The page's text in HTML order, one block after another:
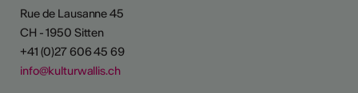
Rue de Lausanne 45
CH - 1950 Sitten
+41 (0)27 606 45 69
info@kulturwallis.ch